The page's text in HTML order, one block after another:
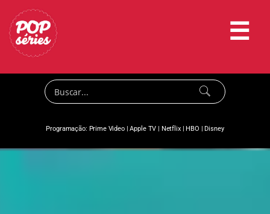
☰
Programação: Prime Video|Apple TV | Netflix|HBO |Disney